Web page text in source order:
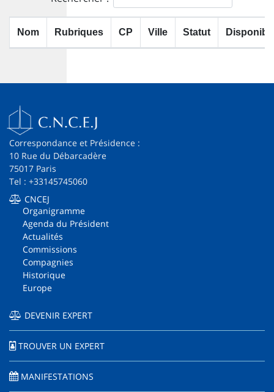
Nom Rubriques CP Ville Statut
Correspondance et Présidence :
10 Rue du Débarcadère
75017 Paris
Tel : +33145745060
CNCEJ
Organigramme
Agenda du Président
Actualités
Commissions
Compagnies
Historique
Europe
DEVENIR EXPERT
TROUVER UN EXPERT
MANIFESTATIONS